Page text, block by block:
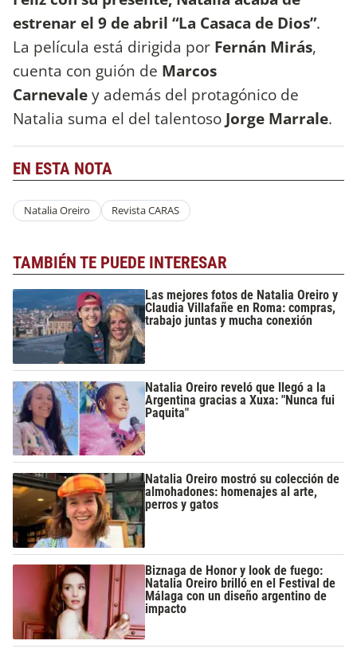
estrenar el 9 de abril “La Casaca de Dios”.
La película está dirigida por Fernán Mirás,
cuenta con guión de Marcos
Carnevaley además del protagónico de
Natalia suma el del talentoso Jorge Marrale.
EN ESTA NOTA
Natalia Oreiro Revista CARAS
TAMBIÉN TE PUEDE INTERESAR
Las mejores fotos de Natalia Oreiro y
Claudia Villafañe en Roma: compras,
trabajo juntas y mucha conexión
Natalia Oreiro reveló que llegó a la
Argentina gracias a Xuxa: "Nunca fui
Paquita"
Natalia Oreiro mostró su colección de
almohadones: homenajes al arte,
perros y gatos
Biznaga de Honor y look de fuego:
Natalia Oreiro brilló en el Festival de
Málaga con un diseño argentino de
impacto